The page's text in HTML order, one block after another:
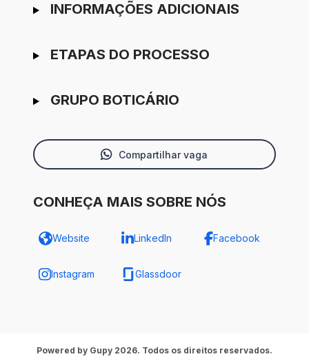
INFORMAÇÕES ADICIONAIS
ETAPAS DO PROCESSO
GRUPO BOTICÁRIO
Compartilhar vaga
CONHEÇA MAIS SOBRE NÓS
Website LinkedIn Facebook
Instagram Glassdoor
Powered by Gupy 2026. Todos os direitos reservados.